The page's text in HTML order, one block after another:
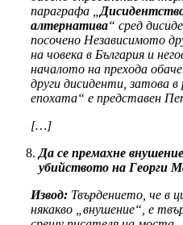
параграфа „
алтернатива“ сред
посочено Независимото
на човека в България и
началото на прехода
други дисиденти, затова
епохата“ е представен
[…]
Да се премахне
убийството на Георги
Извод: Твърдението, че в
някакво „внушение“, е